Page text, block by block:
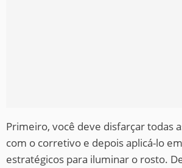
Primeiro, você deve disfarçar todas
com o corretivo e depois aplicá-lo
estratégicos para iluminar o rosto.